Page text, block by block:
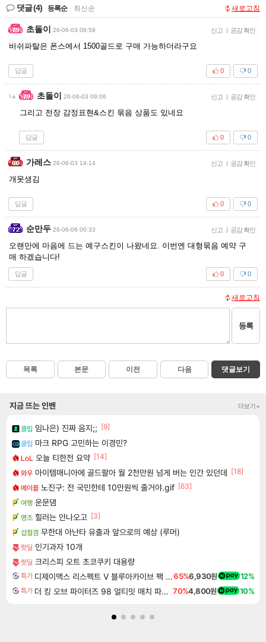
댓글(4) 등록순 최신순 새로고침
초돌이 26-06-03 08:59 신고 | 공감 확인
바쉬파탈은 폰스에서 1500골드로 구매 가능하더라구요
답글 0
0
초돌이 26-06-03 09:06 신고 | 공감 확인
그리고 전장 감정표현&스킨 묶음 상품도 있네요
답글 0
0
가레스 26-06-03 14:14 신고 | 공감 확인
개못생김
답글 0
0
순만두 26-06-06 00:33 신고 | 공감 확인
오랜만에 마음에 드는 예구스킨이 나왔네요. 이번엔 대형묶음 예약 구
매 하겠습니다!
답글 0
0
새로고침
등록
목록 본문 이전 다음 댓글보기
지금 뜨는 인벤 더보기+
클립 임나은) 진짜 음지;; [9]
클립 마크 RPG 고민하는 이경민?
LoL 오늘 티한전 요약 [14]
와우 아이템매니아에 골드팔아 월 2천만원 넘게 버는 인간 있던데 [18]
메이플 노진구: 전 국민한테 10만원씩 줄거야.gif [63]
여행 운문댐
명조 힐러는 안나오고 [3]
섭컬겜 무한대 아난타 유출과 앞으로의 예상 (루머)
핫딜 인기과자 10개
핫딜 크리스피 오트 초코쿠키 대용량
특가 디제이맥스 리스펙트 V 블루아카이브 팩 DJMAX RESPECT V Blue Archive Pack DLC65%6,930원 12%
특가 더 킹 오브 파이터즈 98 얼티밋 매치 파이널 에디션 THE KING OF FIGHTERS 98 ULTIMATE MATCH FINAL EDITION 70%4,800원 10%